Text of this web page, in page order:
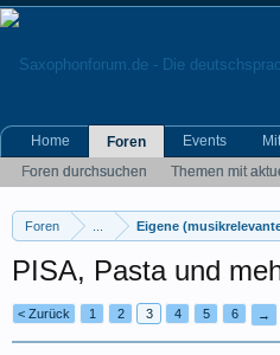
Foren Eigene
PISA, Pasta und
< Zurück 1 2 3 4 5 6 →
Home
Foren
Foren durchsuchen
Themen mit
Events